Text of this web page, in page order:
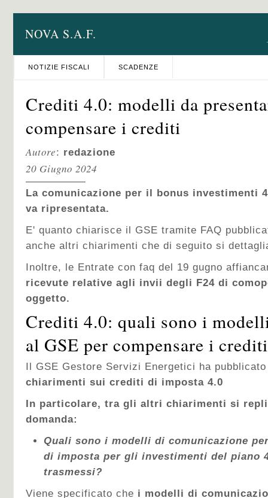
NOVA S.A.F.
NOTIZIE FISCALI SCADENZE
Crediti 4.0: modelli da
compensare i crediti
Autore: redazione
20 Giugno 2024
La comunicazione per il bonus investimenti
va ripresentata.
E' quanto chiarisce il GSE tramite FAQ
anche altri chiarimenti che di seguito si
Inoltre, le Entrate con faq del 19 gugno
ricevute relative agli invii degli F24 di
oggetto.
Crediti 4.0: quali sono i
al GSE per compensare i
Il GSE Gestore Servizi Energetici ha
chiarimenti sui crediti di imposta 4.0
In particolare, tra gli altri chiarimenti si
domanda:
Quali sono i modelli di comunicazione
di imposta per gli investimenti del piano
trasmessi?
Viene specificato che i modelli di